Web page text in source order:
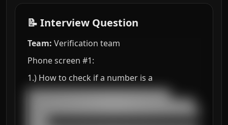
📝 Interview Question
Team: Verification team
Phone screen #1:
1.) How to check if a number is a
███████████████████████████████████
█████████████████████████████████████████
██████████████████████████████████████████